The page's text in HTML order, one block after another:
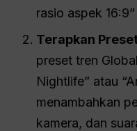
rasio aspek 16:9”
Terapkan
preset tren
Nightlife” atau
menambahkan
kamera, dan